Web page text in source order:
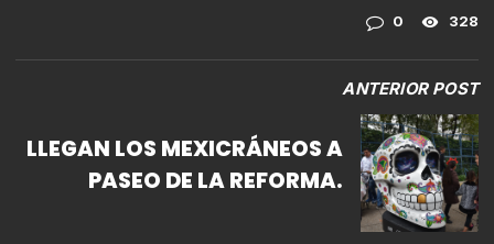
0 328
ANTERIOR POST
LLEGAN LOS MEXICRÁNEOS A
PASEO DE LA REFORMA.